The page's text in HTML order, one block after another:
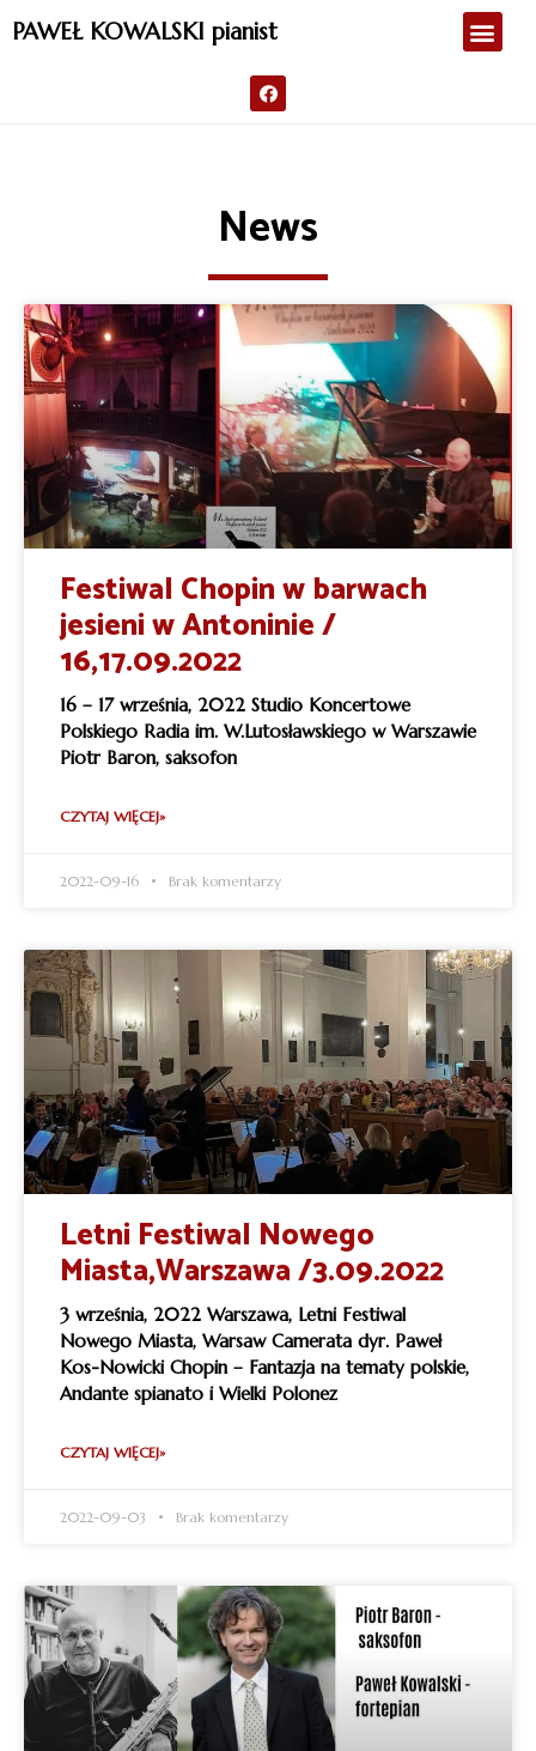
PAWEŁ KOWALSKI pianist
News
Festiwal Chopin w barwach
jesieni w Antoninie /
16,17.09.2022
16 – 17 września, 2022 Studio Koncertowe
Polskiego Radia im. W.Lutosławskiego w Warszawie
Piotr Baron, saksofon
CZYTAJ WIĘCEJ»
2022-09-16 Brak komentarzy
Letni Festiwal Nowego
Miasta,Warszawa /3.09.2022
3 września, 2022 Warszawa, Letni Festiwal
Nowego Miasta, Warsaw Camerata dyr. Paweł
Kos-Nowicki Chopin – Fantazja na tematy polskie,
Andante spianato i Wielki Polonez
CZYTAJ WIĘCEJ»
2022-09-03 Brak komentarzy